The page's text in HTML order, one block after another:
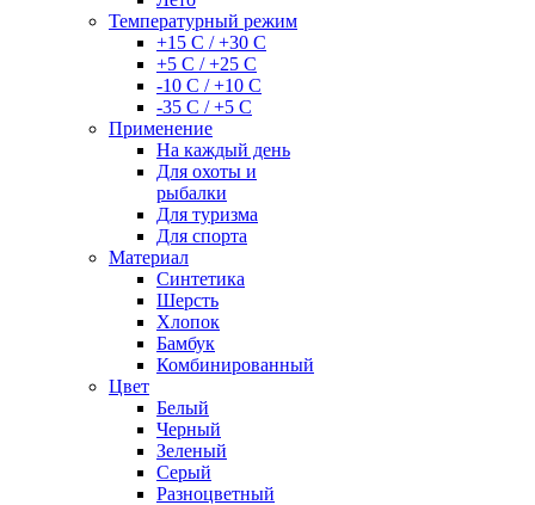
Температурный режим
+15 С / +30 С
+5 С / +25 С
-10 С / +10 С
-35 С / +5 С
Применение
На каждый день
Для охоты и
рыбалки
Для туризма
Для спорта
Материал
Синтетика
Шерсть
Хлопок
Бамбук
Комбинированный
Цвет
Белый
Черный
Зеленый
Серый
Разноцветный